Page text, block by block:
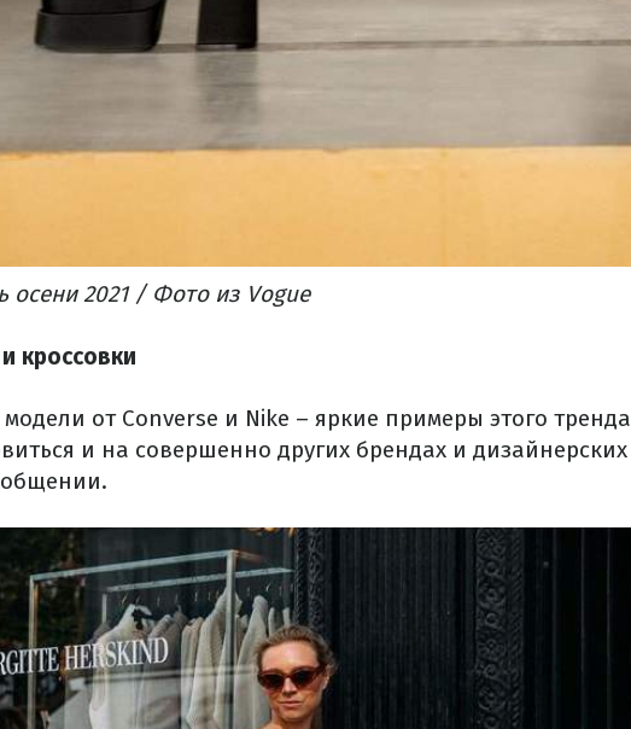
осени 2021 / Фото из Vogue
кроссовки
модели от Converse и Nike – яркие примеры этого
и на совершенно других брендах и